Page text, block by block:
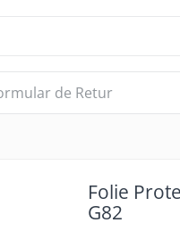
de Retur
Folie
G82